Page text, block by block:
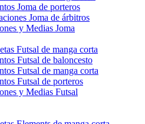
Joma de porteros
Joma de árbitros
y Medias Joma
Futsal de manga corta
Futsal de baloncesto
Futsal de manga corta
Futsal de porteros
y Medias Futsal